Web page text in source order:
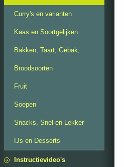
Curry's en varianten
Kaas en Soortgelijken
Bakken, Taart, Gebak,
Broodsoorten
Fruit
Soepen
Snacks, Snel en Lekker
IJs en Desserts
Instructievideo's